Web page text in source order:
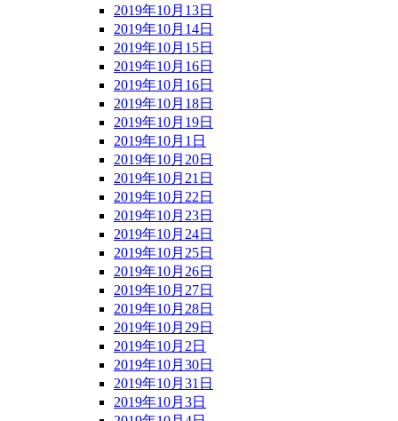
2019年10月13日
2019年10月14日
2019年10月15日
2019年10月16日
2019年10月16日
2019年10月18日
2019年10月19日
2019年10月1日
2019年10月20日
2019年10月21日
2019年10月22日
2019年10月23日
2019年10月24日
2019年10月25日
2019年10月26日
2019年10月27日
2019年10月28日
2019年10月29日
2019年10月2日
2019年10月30日
2019年10月31日
2019年10月3日